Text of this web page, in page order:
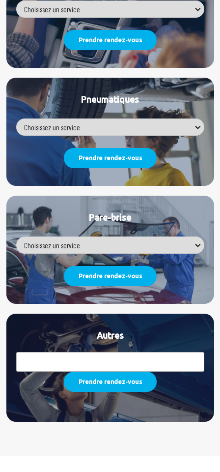
Pneumatiques
Pare-brise
Autres